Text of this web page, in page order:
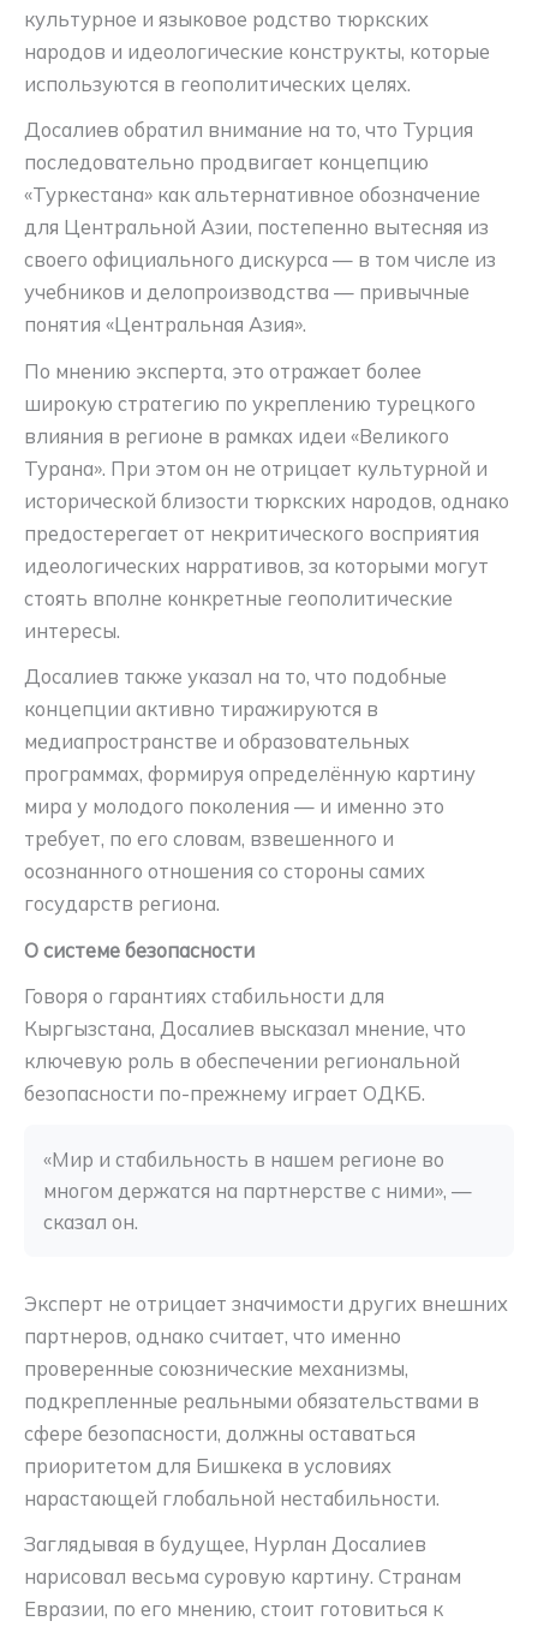
культурное и языковое родство тюркских
народов и идеологические конструкты, которые
используются в геополитических целях.
Досалиев обратил внимание на то, что Турция
последовательно продвигает концепцию
«Туркестана» как альтернативное обозначение
для Центральной Азии, постепенно вытесняя из
своего официального дискурса — в том числе из
учебников и делопроизводства — привычные
понятия «Центральная Азия».
По мнению эксперта, это отражает более
широкую стратегию по укреплению турецкого
влияния в регионе в рамках идеи «Великого
Турана». При этом он не отрицает культурной и
исторической близости тюркских народов, однако
предостерегает от некритического восприятия
идеологических нарративов, за которыми могут
стоять вполне конкретные геополитические
интересы.
Досалиев также указал на то, что подобные
концепции активно тиражируются в
медиапространстве и образовательных
программах, формируя определённую картину
мира у молодого поколения — и именно это
требует, по его словам, взвешенного и
осознанного отношения со стороны самих
государств региона.
О системе безопасности
Говоря о гарантиях стабильности для
Кыргызстана, Досалиев высказал мнение, что
ключевую роль в обеспечении региональной
безопасности по-прежнему играет ОДКБ.
«Мир и стабильность в нашем регионе во
многом держатся на партнерстве с ними», —
сказал он.
Эксперт не отрицает значимости других внешних
партнеров, однако считает, что именно
проверенные союзнические механизмы,
подкрепленные реальными обязательствами в
сфере безопасности, должны оставаться
приоритетом для Бишкека в условиях
нарастающей глобальной нестабильности.
Заглядывая в будущее, Нурлан Досалиев
нарисовал весьма суровую картину. Странам
Евразии, по его мнению, стоит готовиться к